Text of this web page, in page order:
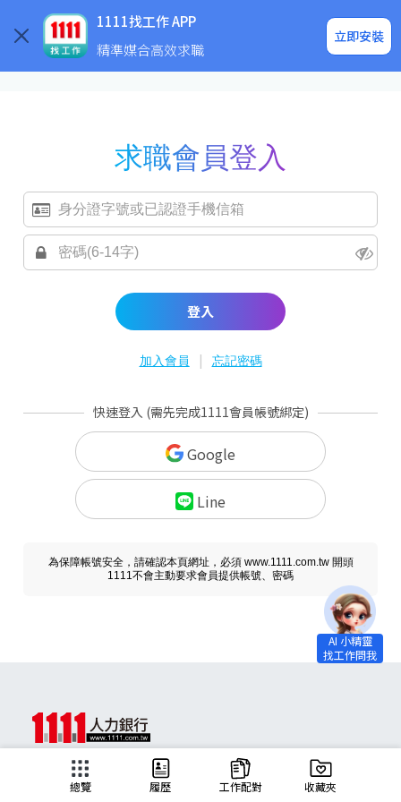
1111找工作 APP
精準媒合高效求職
立即安裝
企業求才
求職會員登入
登入
加入會員 | 忘記密碼
快速登入 (需先完成1111會員帳號綁定)
Google
Line
為保障帳號安全，請確認本頁網址，必須 www.1111.com.tw 開頭
1111不會主動要求會員提供帳號、密碼
總覽 履歷 工作配對 收藏夾